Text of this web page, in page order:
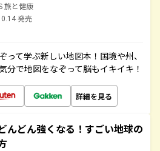
旅と健康
発売
って学ぶ新しい地図本！国境や州、
分で地図をなぞって脳もイキイキ！
詳細を見る
んどん強くなる！すごい地球の